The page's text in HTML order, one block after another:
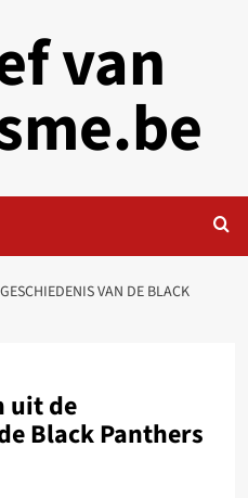
van
VAN DE BLACK
uit de
Black Panthers